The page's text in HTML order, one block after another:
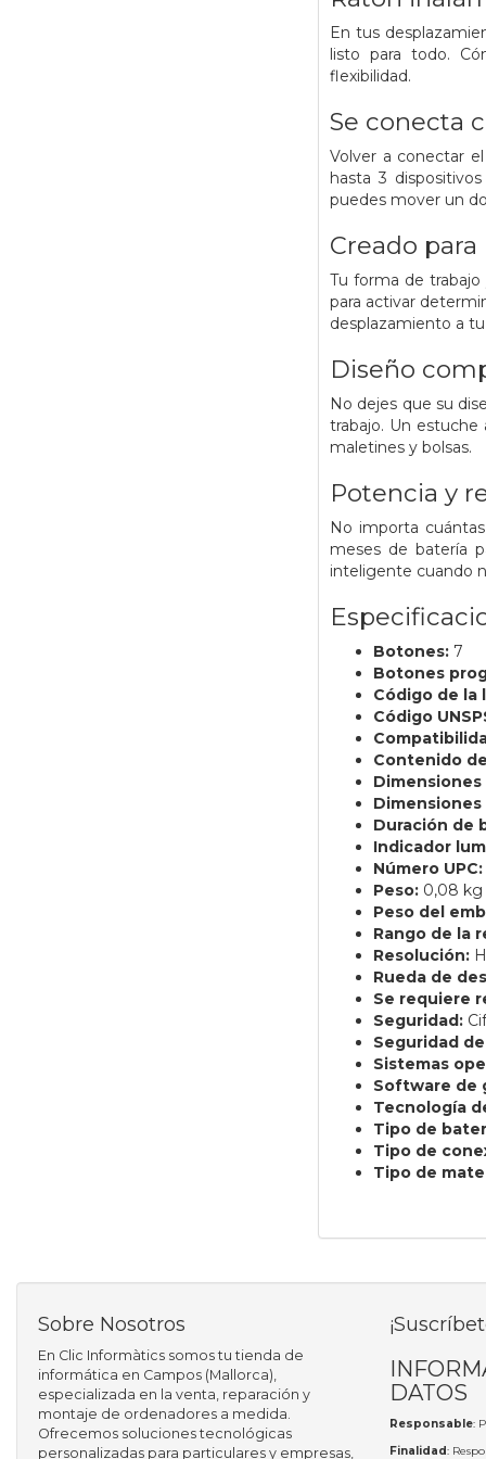
En tus
listo para todo.
flexibilidad.
Se conecta
Volver a conectar
hasta 3
puedes mover un
Creado
Tu forma de
para activar
desplazamiento a
Diseño
No dejes que su
trabajo. Un
maletines y bolsas.
Potencia y
No importa
meses de batería
inteligente cuando
Botones:7
Botones
Código de la
Código
Contenido
Duración de
Indicador
Número UPC:
Peso:0,08 kg
Peso del
Rango de la
Resolución:
Rueda de
Se requiere
Seguridad:
Seguridad
Sistemas
Software de
Tecnología
Tipo de
Tipo de
Tipo de
Sobre Nosotros
En Clic Informàtics somos tu tienda de
informática en Campos (Mallorca),
especializada en la venta, reparación y
montaje de ordenadores a medida.
Ofrecemos soluciones tecnológicas
personalizadas para particulares y empresas,
DATOS
Responsable:
Finalidad: